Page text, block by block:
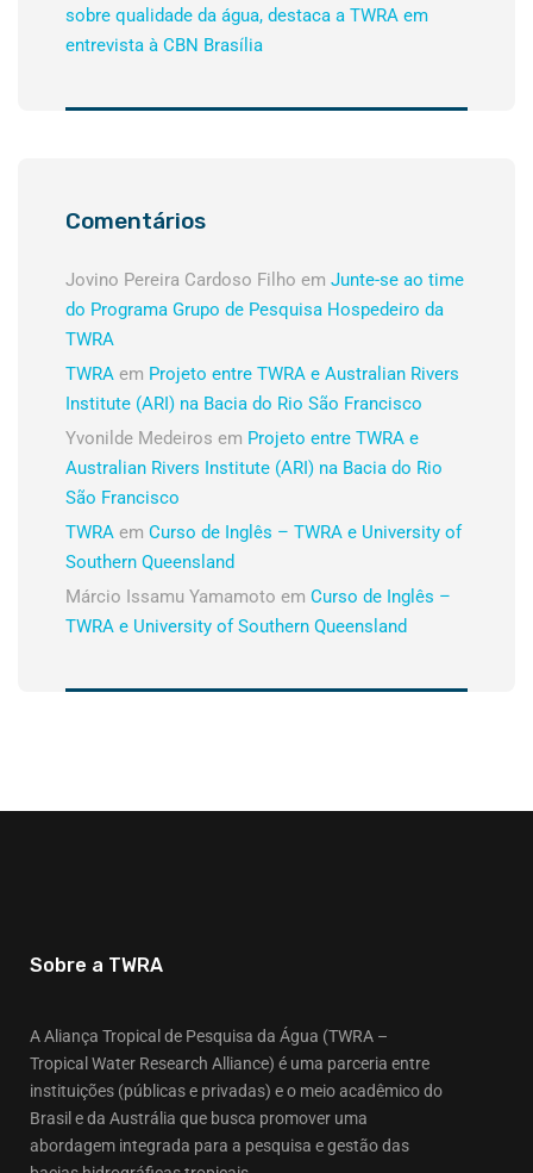
sobre qualidade da água, destaca a TWRA em
entrevista à CBN Brasília
Comentários
Jovino Pereira Cardoso Filho em Junte-se ao time
do Programa Grupo de Pesquisa Hospedeiro da
TWRA
TWRA em Projeto entre TWRA e Australian Rivers
Institute (ARI) na Bacia do Rio São Francisco
Yvonilde Medeiros em Projeto entre TWRA e
Australian Rivers Institute (ARI) na Bacia do Rio
São Francisco
TWRA em Curso de Inglês – TWRA e University of
Southern Queensland
Márcio Issamu Yamamoto em Curso de Inglês –
TWRA e University of Southern Queensland
Sobre a TWRA
A Aliança Tropical de Pesquisa da Água (TWRA –
Tropical Water Research Alliance) é uma parceria entre
instituições (públicas e privadas) e o meio acadêmico do
Brasil e da Austrália que busca promover uma
abordagem integrada para a pesquisa e gestão das